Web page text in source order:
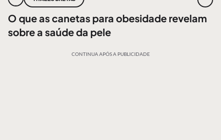
O que as canetas para obesidade revelam
sobre a saúde da pele
CONTINUA APÓS A PUBLICIDADE